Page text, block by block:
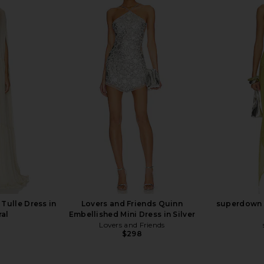
Previous price:
PatBO Isla Sequin Mini Dress in
Light Green
LA
Tulle Dress in
Lovers and Friends Quinn
Embellished Mini Dress in Silver
Lovers and Friends
$298
superdown